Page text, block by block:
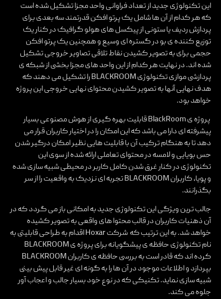
این تکنولوژی جدید از تعداد فراوانی واحد مجزا تشکیل شده است
که هر کدام از آن ها شامل یک پرتو افکن قدرتمند سه بعدی برای
پردازش ردیف یا ستونی از پیکسل های هولو گرافیک در کنار یک
توزیع کننده ی بو در گستره ای وسیع و همچنین یک پرتو افکن
حجمی برای به تصویر کشیدن نقاط تلاقی تصاویر خروجی تشکیل
شده اند. در نهایت هر کدام از این واحد های مجزا بخشی از شبکه ی
پردازشی موازی تکنولوژی BLACKROOM را تشکیل می دهند که
هدف نهایی آنها به تصویر کشیدن محتوای نهایی خروجی این پروژه
خواهد بود.
پروژه ی BlackRoom قابلیت بهره گیری از هوش مصنوعی بسیار
پیشرفته ای دارا می باشد که این امکان را در اختیار کاربران قرار می
دهد تا به هنگام ترکیب آن با قابلیت هایی نظیر امکان درگیر شدن
حس بویایی و لامسه در محتوای تعاملی ارائه شده از سوی این
تکنولوژی در کنار غرق شدن کامل کاربر در محیطی شبیه سازی شده
و پویا، کاربران BLACKROOM تجربه ای نزدیک به واقعیت را از سر
بگذرانند.
جالب ترین ویژگی این تکنولوژی جدید به امکانی باز می گردد که در
آن ذهنیات کاربران در قالب محتوا های واقعی به تصویر کشیده
خواهد شد. به این ترتیب که شرکت Hoxar اقدام به طراحی قابلیتی به
نام تکنولوژی حافظه ی پیشگویانه برای پروژه ی BLACKROOM
کرده اند که قادر است به بررسی حافظه ی کاربران BLACKROOM
بپردازد و اطلاعات موجود در آن ها را به گونه ای غیر قابل پیش بینی
شبیه سازی نماید. تکنیکی که در نوع خود بسیار جالب و اعجاب آور
جلوه می کند.